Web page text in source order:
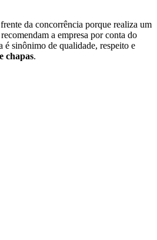
da concorrência porque realiza um
a empresa por conta do
é sinônimo de qualidade, respeito e
chapas.